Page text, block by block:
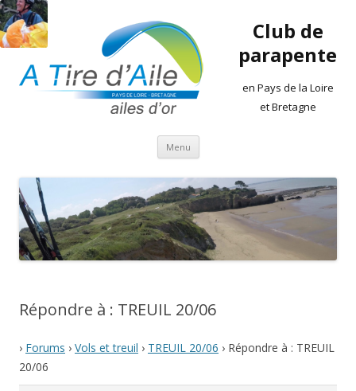
Club de
parapente
en Pays de la Loire
et Bretagne
Menu Aller
contenu
Répondre à : TREUIL 20/06
› Forums › Vols et treuil › TREUIL 20/06 › Répondre à : TREUIL
20/06